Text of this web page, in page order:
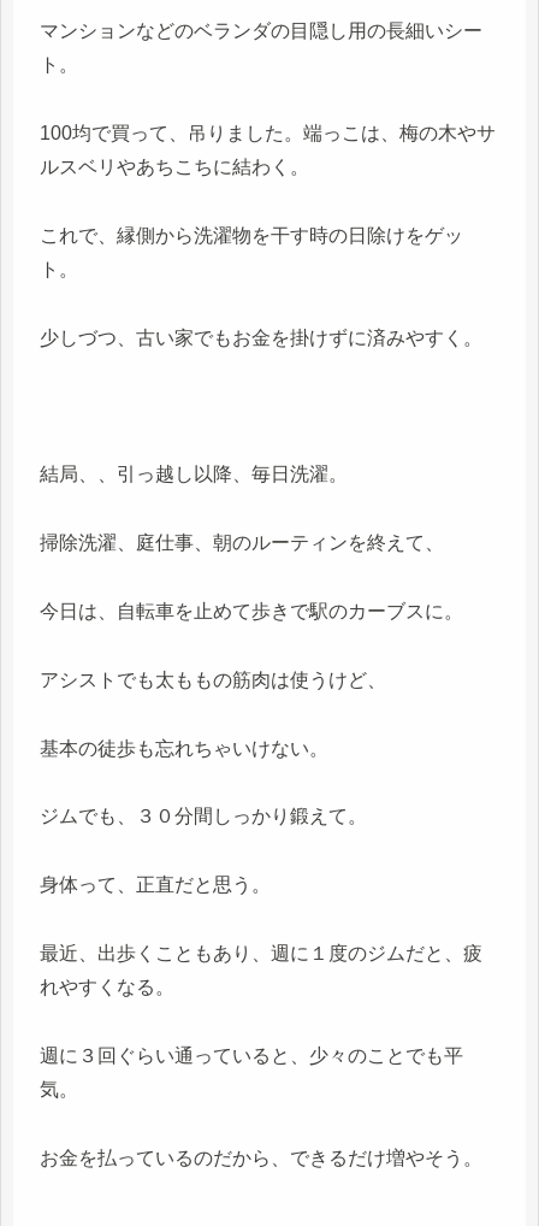
マンションなどのベランダの目隠し用の長細いシー
ト。
100均で買って、吊りました。端っこは、梅の木やサ
ルスベリやあちこちに結わく。
これで、縁側から洗濯物を干す時の日除けをゲッ
ト。
少しづつ、古い家でもお金を掛けずに済みやすく。
結局、、引っ越し以降、毎日洗濯。
掃除洗濯、庭仕事、朝のルーティンを終えて、
今日は、自転車を止めて歩きで駅のカーブスに。
アシストでも太ももの筋肉は使うけど、
基本の徒歩も忘れちゃいけない。
ジムでも、３０分間しっかり鍛えて。
身体って、正直だと思う。
最近、出歩くこともあり、週に１度のジムだと、疲
れやすくなる。
週に３回ぐらい通っていると、少々のことでも平
気。
お金を払っているのだから、できるだけ増やそう。